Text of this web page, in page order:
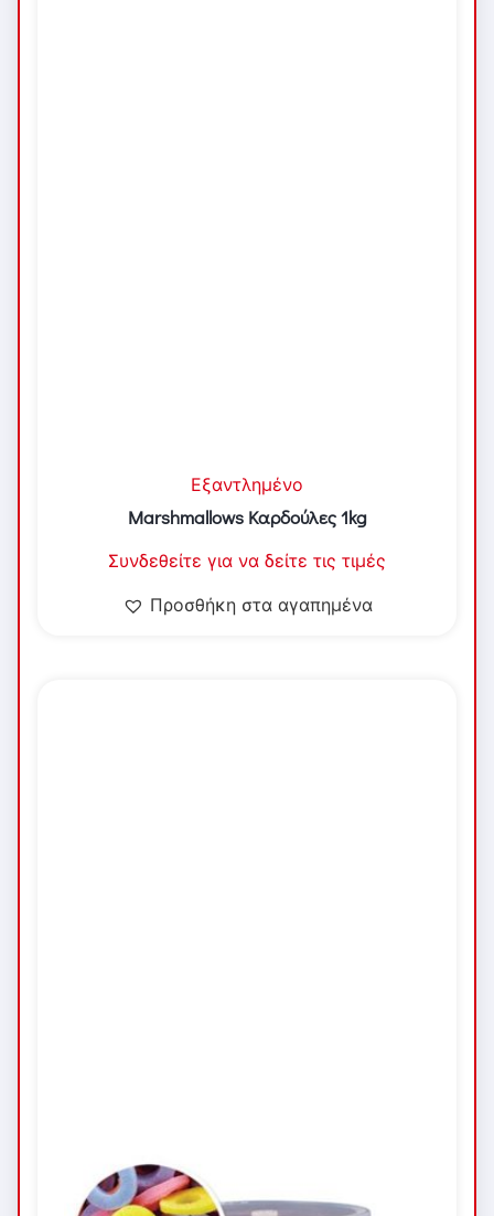
Εξαντλημένο
Marshmallows Καρδούλες 1kg
Συνδεθείτε για να δείτε τις τιμές
Προσθήκη στα αγαπημένα